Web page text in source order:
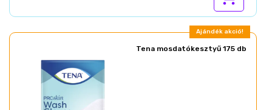
Ajándék akció!
Tena mosdatókesztyű 175 db